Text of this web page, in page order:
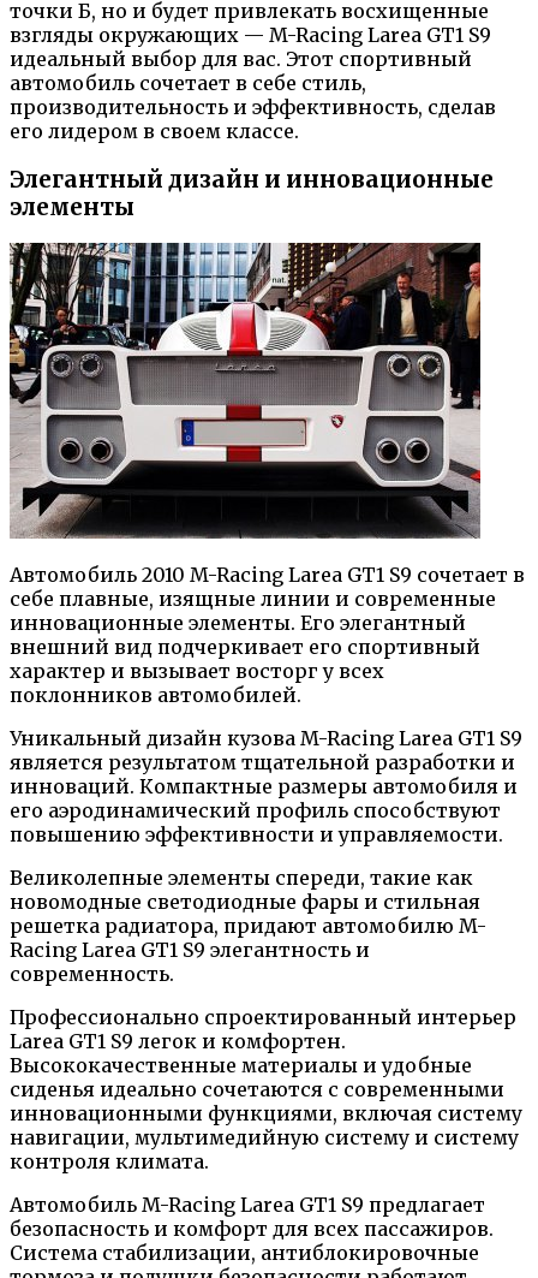
точки Б, но и будет привлекать восхищенные
взгляды окружающих — M-Racing Larea GT1 S9
идеальный выбор для вас. Этот спортивный
автомобиль сочетает в себе стиль,
производительность и эффективность, сделав
его лидером в своем классе.
Элегантный дизайн и инновационные
элементы
Автомобиль 2010 M-Racing Larea GT1 S9 сочетает в
себе плавные, изящные линии и современные
инновационные элементы. Его элегантный
внешний вид подчеркивает его спортивный
характер и вызывает восторг у всех
поклонников автомобилей.
Уникальный дизайн кузова M-Racing Larea GT1 S9
является результатом тщательной разработки и
инноваций. Компактные размеры автомобиля и
его аэродинамический профиль способствуют
повышению эффективности и управляемости.
Великолепные элементы спереди, такие как
новомодные светодиодные фары и стильная
решетка радиатора, придают автомобилю M-
Racing Larea GT1 S9 элегантность и
современность.
Профессионально спроектированный интерьер
Larea GT1 S9 легок и комфортен.
Высококачественные материалы и удобные
сиденья идеально сочетаются с современными
инновационными функциями, включая систему
навигации, мультимедийную систему и систему
контроля климата.
Автомобиль M-Racing Larea GT1 S9 предлагает
безопасность и комфорт для всех пассажиров.
Система стабилизации, антиблокировочные